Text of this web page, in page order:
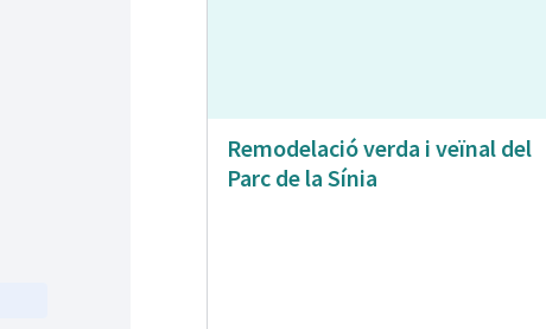
Remodelació verda i veïnal del
Parc de la Sínia